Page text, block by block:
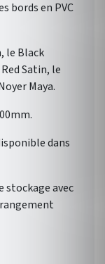
bords en PVC
le Black
Satin, le
Maya.
dans
stockage avec